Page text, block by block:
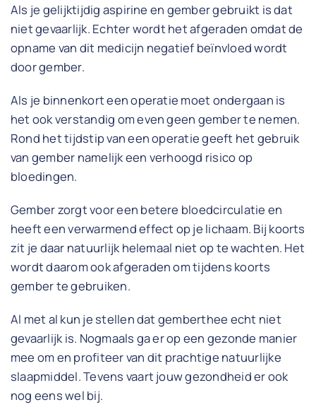
Als je gelijktijdig aspirine en gember gebruikt is dat
niet gevaarlijk. Echter wordt het afgeraden omdat de
opname van dit medicijn negatief beïnvloed wordt
door gember.
Als je binnenkort een operatie moet ondergaan is
het ook verstandig om even geen gember te nemen.
Rond het tijdstip van een operatie geeft het gebruik
van gember namelijk een verhoogd risico op
bloedingen.
Gember zorgt voor een betere bloedcirculatie en
heeft een verwarmend effect op je lichaam. Bij koorts
zit je daar natuurlijk helemaal niet op te wachten. Het
wordt daarom ook afgeraden om tijdens koorts
gember te gebruiken.
Al met al kun je stellen dat gemberthee echt niet
gevaarlijk is. Nogmaals ga er op een gezonde manier
mee om en profiteer van dit prachtige natuurlijke
slaapmiddel. Tevens vaart jouw gezondheid er ook
nog eens wel bij.